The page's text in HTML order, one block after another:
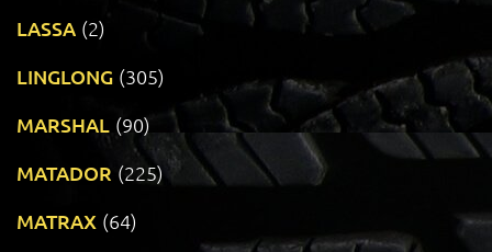
LASSA (2)
LINGLONG (305)
MARSHAL (90)
MATADOR (225)
MATRAX (64)